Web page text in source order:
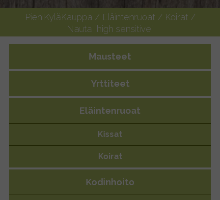
Nauta ”high sensitive”
PieniKyläKauppa / Eläintenruoat / Koirat /
Nauta ”high sensitive”
Mausteet
Yrttiteet
Eläintenruoat
Kissat
Koirat
Kodinhoito